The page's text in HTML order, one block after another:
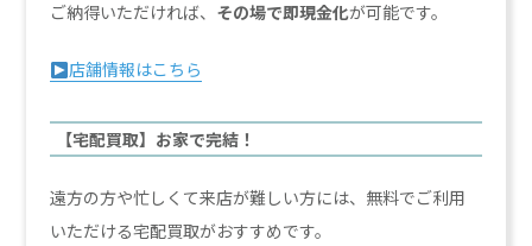
ご納得いただければ、 その場で即現金化が可能です。
店舗情報はこちら
【宅配買取】お家で完結！
遠方の方や忙しくて来店が難しい方には、無料でご利用
いただける宅配買取がおすすめです。